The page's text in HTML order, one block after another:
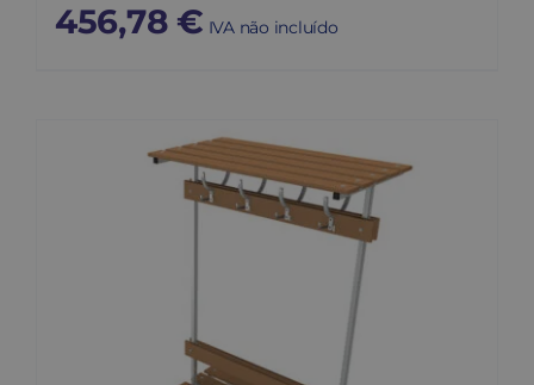
456,78 € IVA não incluído